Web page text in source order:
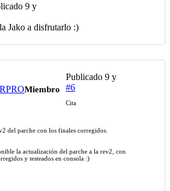
9 y
Jako a disfrutarlo :)
Miembro
Publicado 9 y
#6
Cita
del parche con los finales corregidos.
la actualización del parche a la rev2, con
y testeados en consola :)